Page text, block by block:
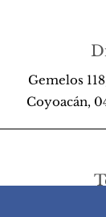
Gemelos
Coyoacán,